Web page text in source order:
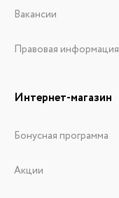
Вакансии
Правовая информация
Интернет-магазин
Бонусная программа
Акции